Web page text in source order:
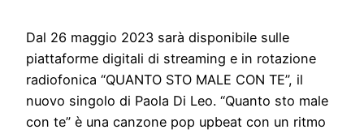
Dal 26 maggio 2023 sarà disponibile sulle
piattaforme digitali di streaming e in rotazione
radiofonica “QUANTO STO MALE CON TE”, il
nuovo singolo di Paola Di Leo. “Quanto sto male
con te” è una canzone pop upbeat con un ritmo